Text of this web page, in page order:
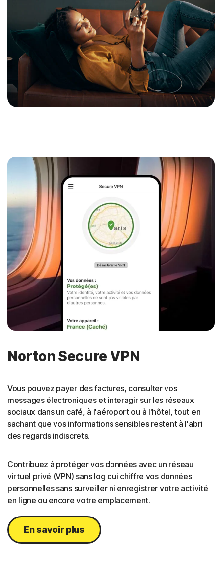
Norton Secure VPN
Vous pouvez payer des factures, consulter vos
messages électroniques et interagir sur les réseaux
sociaux dans un café, à l'aéroport ou à l'hôtel, tout en
sachant que vos informations sensibles restent à l'abri
des regards indiscrets.
Contribuez à protéger vos données avec un réseau
virtuel privé (VPN) sans log qui chiffre vos données
personnelles sans surveiller ni enregistrer votre activité
en ligne ou encore votre emplacement.
En savoir plus